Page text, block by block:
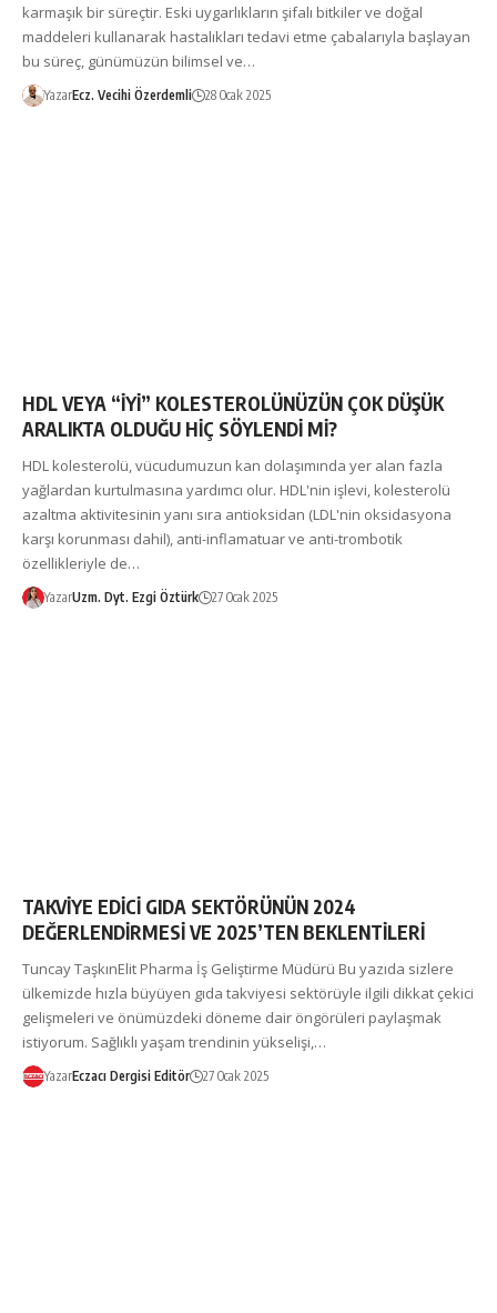
karmaşık bir süreçtir. Eski uygarlıkların şifalı bitkiler ve doğal
maddeleri kullanarak hastalıkları tedavi etme çabalarıyla başlayan
bu süreç, günümüzün bilimsel ve…
YazarEcz. Vecihi Özerdemli 28 Ocak 2025
HDL VEYA “İYİ” KOLESTEROLÜNÜZÜN ÇOK DÜŞÜK
ARALIKTA OLDUĞU HİÇ SÖYLENDİ Mİ?
HDL kolesterolü, vücudumuzun kan dolaşımında yer alan fazla
yağlardan kurtulmasına yardımcı olur. HDL'nin işlevi, kolesterolü
azaltma aktivitesinin yanı sıra antioksidan (LDL'nin oksidasyona
karşı korunması dahil), anti-inflamatuar ve anti-trombotik
özellikleriyle de…
YazarUzm. Dyt. Ezgi Öztürk 27 Ocak 2025
TAKVİYE EDİCİ GIDA SEKTÖRÜNÜN 2024
DEĞERLENDİRMESİ VE 2025’TEN BEKLENTİLERİ
Tuncay TaşkınElit Pharma İş Geliştirme Müdürü Bu yazıda sizlere
ülkemizde hızla büyüyen gıda takviyesi sektörüyle ilgili dikkat çekici
gelişmeleri ve önümüzdeki döneme dair öngörüleri paylaşmak
istiyorum. Sağlıklı yaşam trendinin yükselişi,…
YazarEczacı Dergisi Editör 27 Ocak 2025